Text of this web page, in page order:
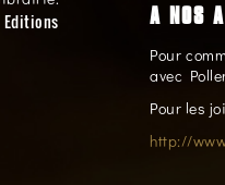
Editions
A NOS
Pour
avec
Pour les
http://